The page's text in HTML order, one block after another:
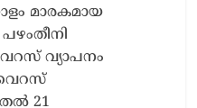
മാരകമായ
വ്യാപനം
21